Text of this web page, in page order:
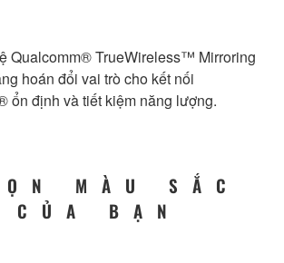
Qualcomm® TrueWireless™ Mirroring
hoán đổi vai trò cho kết nối
ổn định và tiết kiệm năng lượng.
MÀU SẮC
CỦA BẠN